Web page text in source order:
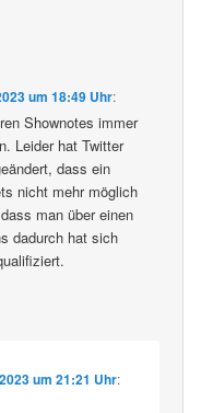
um 18:49 Uhr:
Shownotes immer
Leider hat Twitter
dass ein
nicht mehr möglich
man über einen
dadurch hat sich
um 21:21 Uhr: